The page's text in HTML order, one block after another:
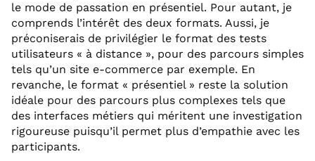
le mode de passation en présentiel. Pour autant, je
comprends l’intérêt des deux formats. Aussi, je
préconiserais de privilégier le format des tests
utilisateurs « à distance », pour des parcours simples
tels qu’un site e-commerce par exemple. En
revanche, le format « présentiel » reste la solution
idéale pour des parcours plus complexes tels que
des interfaces métiers qui méritent une investigation
rigoureuse puisqu’il permet plus d’empathie avec les
participants.